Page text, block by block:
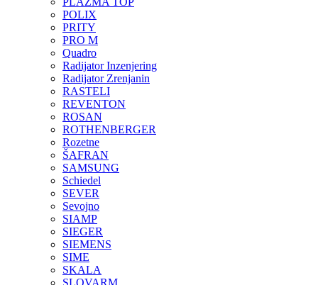
POLIX
PRITY
PRO M
Quadro
Radijator Inzenjering
Radijator Zrenjanin
RASTELI
REVENTON
ROSAN
ROTHENBERGER
Rozetne
ŠAFRAN
SAMSUNG
Schiedel
SEVER
Sevojno
SIAMP
SIEGER
SIEMENS
SIME
SKALA
SLOVARM